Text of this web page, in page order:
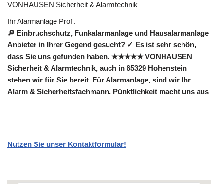
VONHAUSEN Sicherheit & Alarmtechnik
Ihr Alarmanlage Profi.
🔎 Einbruchschutz, Funkalarmanlage und Hausalarmanlage
Anbieter in Ihrer Gegend gesucht? ✓ Es ist sehr schön,
dass Sie uns gefunden haben. ★★★★★ VONHAUSEN
Sicherheit & Alarmtechnik, auch in 65329 Hohenstein
stehen wir für Sie bereit. Für Alarmanlage, sind wir Ihr
Alarm & Sicherheitsfachmann. Pünktlichkeit macht uns aus
Nutzen Sie unser Kontaktformular!